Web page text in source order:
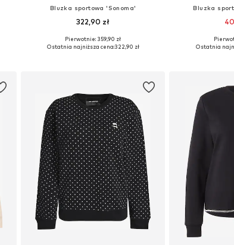
Bluzka sportowa 'Sonoma'
322,90 zł
Dostępne rozmiary: S, M, L
Pierwotnie: 359,90 zł
Ostatnia najniższa cena:322,90 zł
Bluzka
Dostępne
Ostatnia